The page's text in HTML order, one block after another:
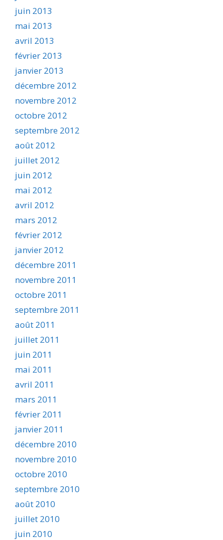
juin 2013
mai 2013
avril 2013
février 2013
janvier 2013
décembre 2012
novembre 2012
octobre 2012
septembre 2012
août 2012
juillet 2012
juin 2012
mai 2012
avril 2012
mars 2012
février 2012
janvier 2012
décembre 2011
novembre 2011
octobre 2011
septembre 2011
août 2011
juillet 2011
juin 2011
mai 2011
avril 2011
mars 2011
février 2011
janvier 2011
décembre 2010
novembre 2010
octobre 2010
septembre 2010
août 2010
juillet 2010
juin 2010